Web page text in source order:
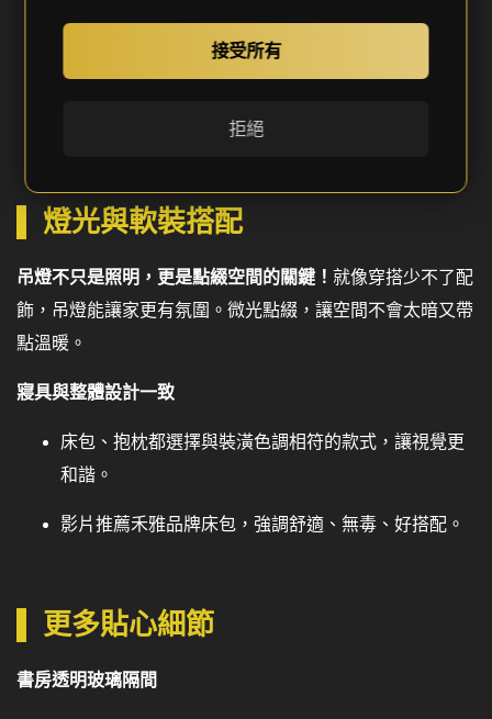
淺木紋，增添層次感。
衣桿，靈活變換用途。
燈光與軟裝搭配
吊燈不只是照明，更是點綴空間的關鍵！ 就像穿搭少不了配
飾，吊燈能讓家更有氛圍。微光點綴，讓空間不會太暗又帶
點溫暖。
寢具與整體設計一致
床包、抱枕都選擇與裝潢色調相符的款式，讓視覺更
和諧。
影片推薦禾雅品牌床包，強調舒適、無毒、好搭配。
更多貼心細節
書房透明玻璃隔間
接受所有
拒絕